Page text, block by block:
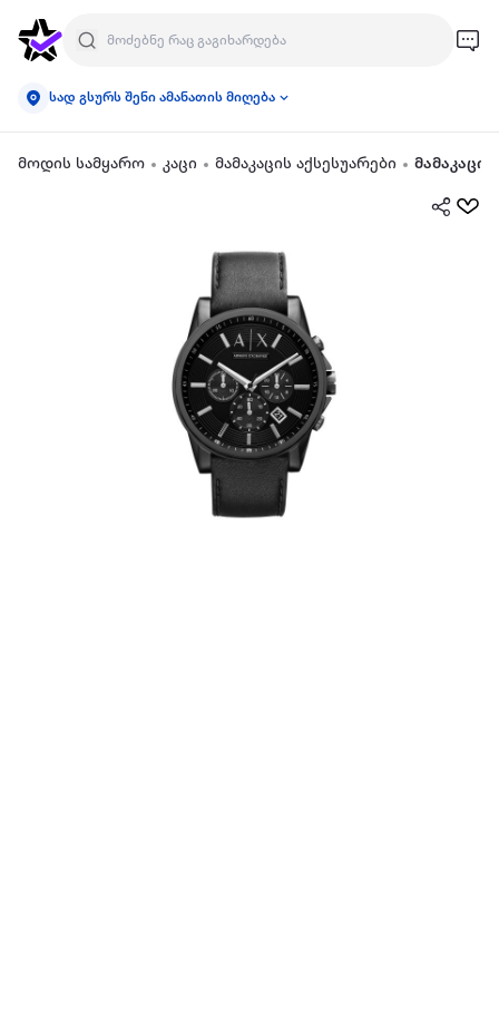
სად გსურს შენი ამანათის მიღება
მოდის სამყარო კაცი მამაკაცის აქსესუარები